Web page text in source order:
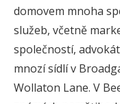
domovem mnoha
služeb, včetně
společností,
mnozí sídlí v
Wollaton Lane. V